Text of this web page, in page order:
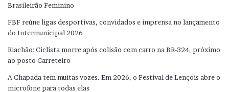
Brasileirão Feminino
FBF reúne ligas desportivas, convidados e imprensa no lançamento
do Intermunicipal 2026
Riachão: Ciclista morre após colisão com carro na BR-324, próximo
ao posto Carreteiro
A Chapada tem muitas vozes. Em 2026, o Festival de Lençóis abre o
microfone para todas elas